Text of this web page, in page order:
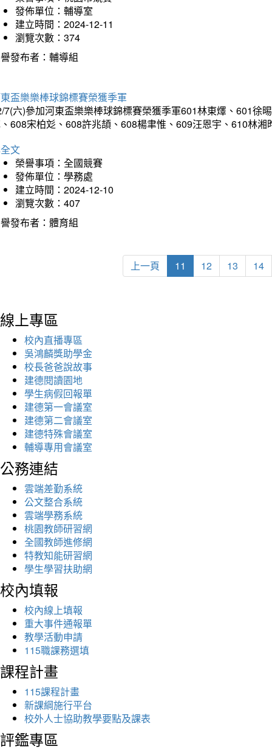
發佈單位：輔導室
建立時間：2024-12-11
瀏覽次數：374
發布者：輔導組
盃樂樂棒球錦標賽榮獲季軍
7(六)參加河東盃樂樂棒球錦標賽榮獲季軍601林東燡、601徐
608宋柏彣、608許兆頡、608楊聿惟、609汪恩宇、610林
文
榮譽事項：全國競賽
發佈單位：學務處
建立時間：2024-12-10
瀏覽次數：407
發布者：體育組
上一頁 11 12 13 14
線上專區
校內直播專區
吳鴻麟獎助學金
校長爸爸說故事
建德閱讀園地
學生病假回報單
建德第一會議室
建德第二會議室
建德特殊會議室
輔導專用會議室
公務連結
雲端差勤系統
公文整合系統
雲端學務系統
桃園教師研習網
全國教師進修網
特教知能研習網
學生學習扶助網
校內填報
校內線上填報
重大事件通報單
教學活動申請
115職課務選填
課程計畫
115課程計畫
新課綱施行平台
校外人士協助教學要點及課表
評鑑專區